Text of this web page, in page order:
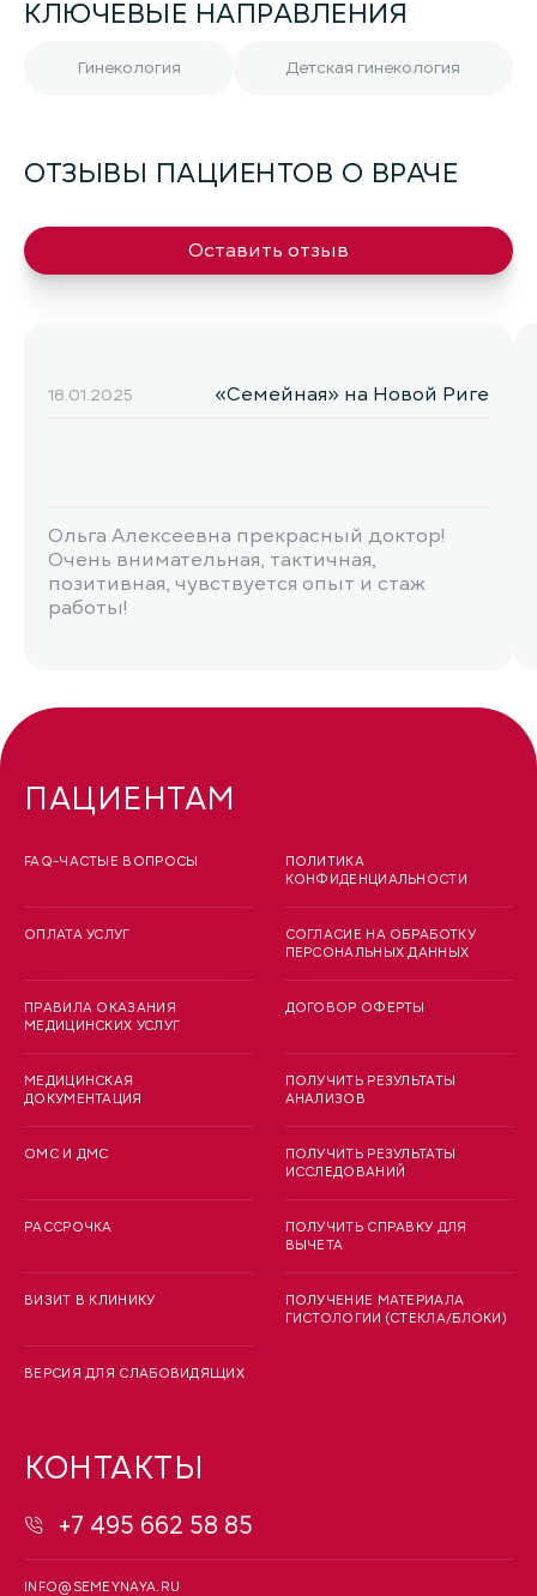
КЛЮЧЕВЫЕ НАПРАВЛЕНИЯ
Гинекология Детская гинекология
ОТЗЫВЫ ПАЦИЕНТОВ О ВРАЧЕ
Оставить отзыв
18.01.2025 «Семейная» на Новой Риге
Ольга Алексеевна прекрасный доктор!
Очень внимательная, тактичная,
позитивная, чувствуется опыт и стаж
работы!
ПАЦИЕНТАМ
FAQ-ЧАСТЫЕ ВОПРОСЫ
ОПЛАТА УСЛУГ
ПРАВИЛА ОКАЗАНИЯ
МЕДИЦИНСКИХ УСЛУГ
МЕДИЦИНСКАЯ
ДОКУМЕНТАЦИЯ
ОМС И ДМС
РАССРОЧКА
ВИЗИТ В КЛИНИКУ
ВЕРСИЯ ДЛЯ СЛАБОВИДЯЩИХ
ПОЛИТИКА
КОНФИДЕНЦИАЛЬНОСТИ
СОГЛАСИЕ НА ОБРАБОТКУ
ПЕРСОНАЛЬНЫХ ДАННЫХ
ДОГОВОР ОФЕРТЫ
ПОЛУЧИТЬ РЕЗУЛЬТАТЫ
АНАЛИЗОВ
ПОЛУЧИТЬ РЕЗУЛЬТАТЫ
ИССЛЕДОВАНИЙ
ПОЛУЧИТЬ СПРАВКУ ДЛЯ
ВЫЧЕТА
ПОЛУЧЕНИЕ МАТЕРИАЛА
ГИСТОЛОГИИ (СТЕКЛА/БЛОКИ)
КОНТАКТЫ
+7 495 662 58 85
INFO@SEMEYNAYA.RU